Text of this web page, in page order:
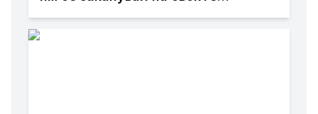
родители откако не му дале пари